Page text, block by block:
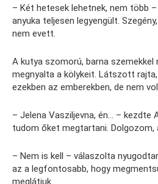
– Két hetesek lehetnek, nem több
anyuka teljesen legyengült.
nem evett.
A kutya szomorú, barna szemekkel
megnyalta a kölykeit. Látszott
ezekben az emberekben, de nem
– Jelena Vasziljevna, én… – kezdte
tudom őket megtartani. Dolgozom,
– Nem is kell – válaszolta
az a legfontosabb, hogy
meglátjuk.